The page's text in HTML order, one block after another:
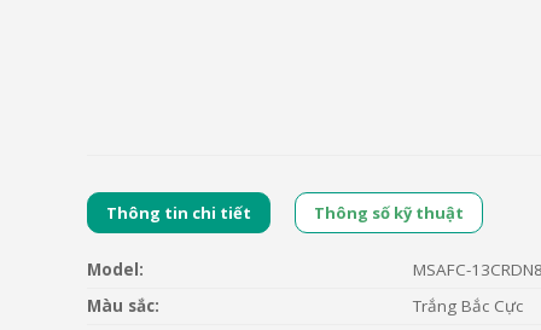
Thông tin chi tiết Thông số kỹ thuật
Model:
MSAFC-13CRDN8
Màu sắc:
Trắng Bắc Cực